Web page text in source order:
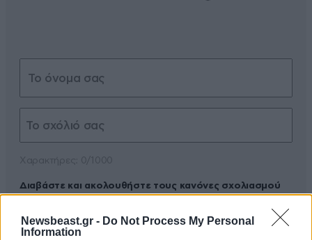
Newsbeast.gr - Do Not Process My Personal
Information
Διαβάστε και ακολουθήστε τους κανόνες σχολιασμού
ΠΡΟΣΘΗΚΗ